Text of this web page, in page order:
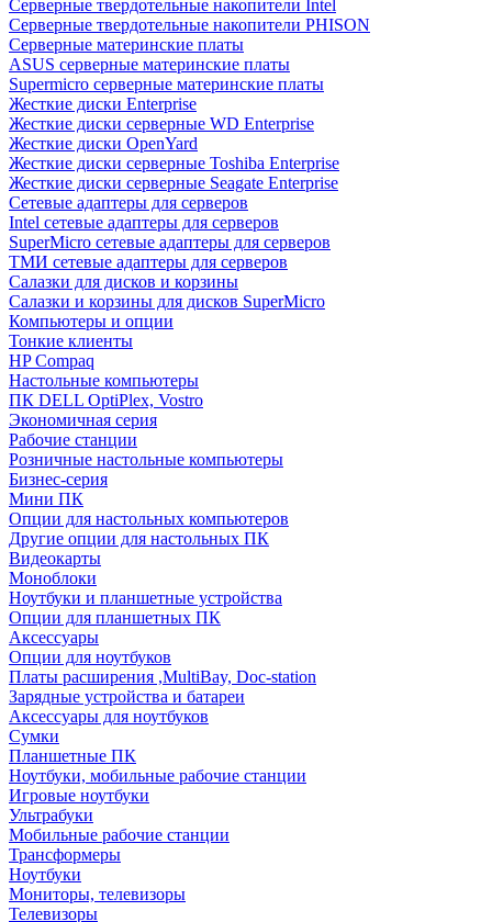
Cерверные твердотельные накопители Intel
Cерверные твердотельные накопители PHISON
Серверные материнские платы
ASUS серверные материнские платы
Supermicro серверные материнские платы
Жесткие диски Enterprise
Жесткие диски серверные WD Enterprise
Жесткие диски OpenYard
Жесткие диски серверные Toshiba Enterprise
Жесткие диски серверные Seagate Enterprise
Сетевые адаптеры для серверов
Intel сетевые адаптеры для серверов
SuperMicro сетевые адаптеры для серверов
ТМИ сетевые адаптеры для серверов
Салазки для дисков и корзины
Салазки и корзины для дисков SuperMicro
Компьютеры и опции
Тонкие клиенты
HP Compaq
Настольные компьютеры
ПК DELL OptiPlex, Vostro
Экономичная серия
Рабочие станции
Розничные настольные компьютеры
Бизнес-серия
Мини ПК
Опции для настольных компьютеров
Другие опции для настольных ПК
Видеокарты
Моноблоки
Ноутбуки и планшетные устройства
Опции для планшетных ПК
Аксессуары
Опции для ноутбуков
Платы расширения ,MultiBay, Doc-station
Зарядные устройства и батареи
Аксессуары для ноутбуков
Сумки
Планшетные ПК
Ноутбуки, мобильные рабочие станции
Игровые ноутбуки
Ультрабуки
Мобильные рабочие станции
Трансформеры
Ноутбуки
Мониторы, телевизоры
Телевизоры